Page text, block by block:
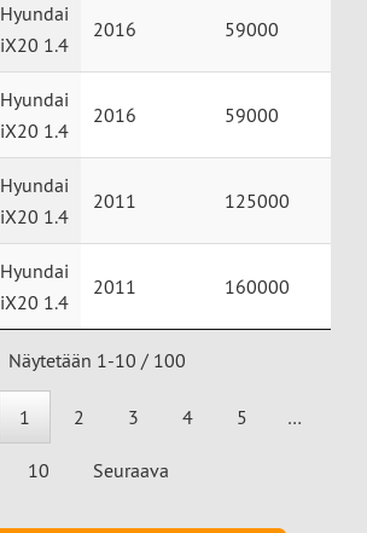
Hyundai
iX20 1.4
2016 59000
Hyundai
iX20 1.4
2016 59000
Hyundai
iX20 1.4
2011 125000
Hyundai
iX20 1.4
2011 160000
Näytetään 1-10 / 100
1 2 3 4 5 …
10 Seuraava